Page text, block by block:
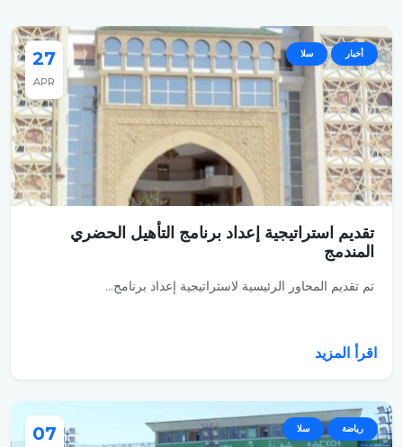
27
APR
أخبار سلا
تقديم استراتيجية إعداد برنامج التأهيل الحضري
المندمج
تم تقديم المحاور الرئيسية لاستراتيجية إعداد برنامج...
اقرأ المزيد
07 رياضة سلا